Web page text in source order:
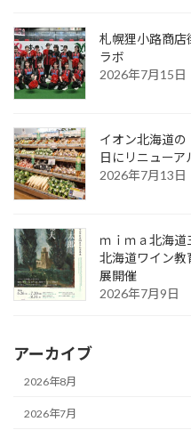
札幌狸小路商店
ラボ
2026年7月15日
イオン北海道
日にリニューア
2026年7月13日
ｍｉｍａ北海
北海道ワイン教
展開催
2026年7月9日
アーカイブ
2026年8月
2026年7月